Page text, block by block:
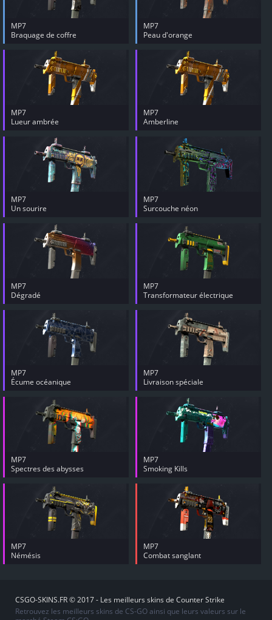
MP7
Braquage de coffre
MP7
Peau d'orange
MP7
Lueur ambrée
MP7
Amberline
MP7
Un sourire
MP7
Surcouche néon
MP7
Dégradé
MP7
Transformateur électrique
MP7
Écume océanique
MP7
Livraison spéciale
MP7
Spectres des abysses
MP7
Smoking Kills
MP7
Némésis
MP7
Combat sanglant
CSGO-SKINS.FR © 2017 - Les meilleurs skins de Counter Strike
Retrouvez les meilleurs skins de CS-GO ainsi que leurs valeurs sur le